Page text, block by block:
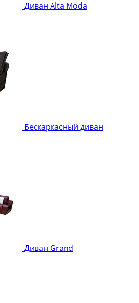
Диван Alta Moda
Бескаркасный диван
Диван Grand